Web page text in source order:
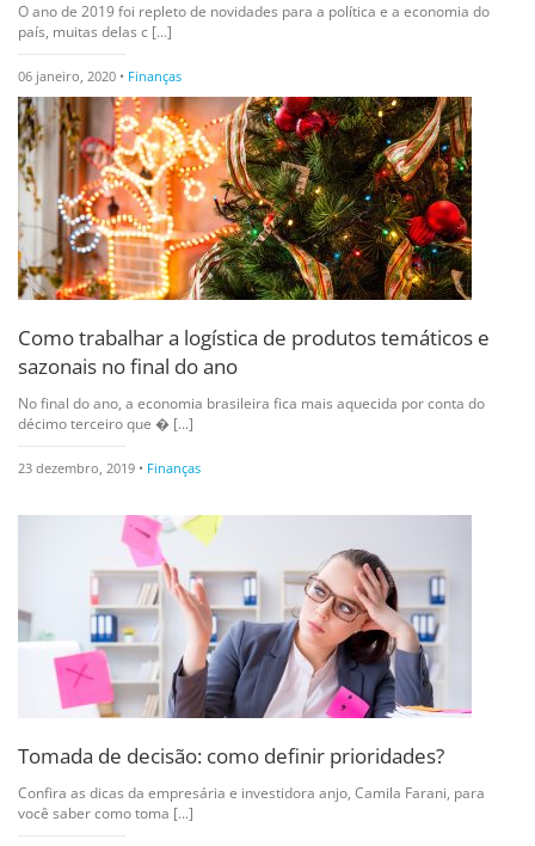
O ano de 2019 foi repleto de novidades para a política e a economia do
país, muitas delas c [...]
06 janeiro, 2020 • Finanças
Como trabalhar a logística de produtos temáticos e
sazonais no final do ano
No final do ano, a economia brasileira fica mais aquecida por conta do
décimo terceiro que � [...]
23 dezembro, 2019 • Finanças
Tomada de decisão: como definir prioridades?
Confira as dicas da empresária e investidora anjo, Camila Farani, para
você saber como toma [...]